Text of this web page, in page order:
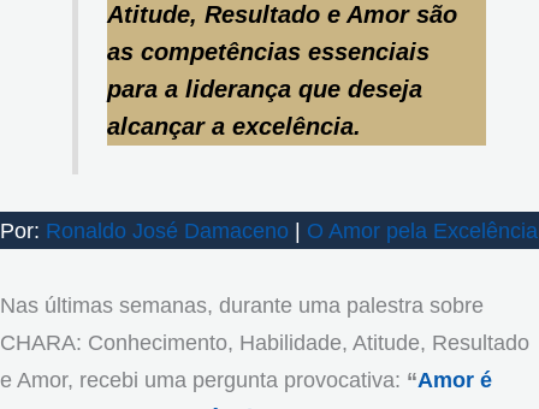
Atitude, Resultado e Amor são
as competências essenciais
para a liderança que deseja
alcançar a excelência.
Por: Ronaldo José Damaceno | O Amor pela Excelência
Nas últimas semanas, durante uma palestra sobre
CHARA: Conhecimento, Habilidade, Atitude, Resultado
e Amor, recebi uma pergunta provocativa: “Amor é